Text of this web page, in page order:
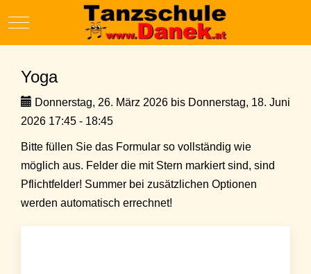
Mobile Menu Toggle
Yoga
Donnerstag, 26. März 2026 bis Donnerstag, 18. Juni
2026 17:45 - 18:45
Bitte füllen Sie das Formular so vollständig wie
möglich aus. Felder die mit Stern markiert sind, sind
Pflichtfelder! Summer bei zusätzlichen Optionen
werden automatisch errechnet!